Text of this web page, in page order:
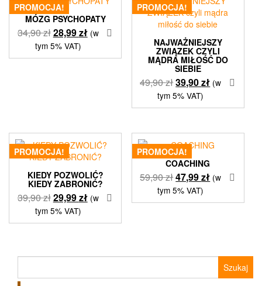
PROMOCJA!
MÓZG PSYCHOPATY
34,90złPierwotna
cena
wynosiła:
28,99złAktualna
wynosi:
(w
tym 5% VAT)
PROMOCJA!
NAJWAŻNIEJSZY
ZWIĄZEK CZYLI
MĄDRA MIŁOŚĆ DO
SIEBIE
49,90złPierwotna
cena
wynosiła:
39,90złAktualna
wynosi:
(w
tym 5% VAT)
PROMOCJA!
KIEDY POZWOLIĆ?
KIEDY ZABRONIĆ?
39,90złPierwotna
cena
wynosiła:
29,99złAktualna
wynosi:
(w
tym 5% VAT)
PROMOCJA!
COACHING
59,90złPierwotna
cena
wynosiła:
47,99złAktualna
wynosi:
(w
tym 5% VAT)